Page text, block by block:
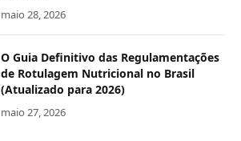
maio 28, 2026
O Guia Definitivo das Regulamentações
de Rotulagem Nutricional no Brasil
(Atualizado para 2026)
maio 27, 2026